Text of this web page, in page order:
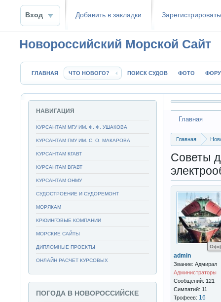
Вход Добавить в закладки
Новороссийский Морской Сайт
ГЛАВНАЯ ЧТО НОВОГО? ПОИСК СУДОВ ФОТО
Главная
Главная
Советы
admin
Звание: Адмирал
Администраторы
Сообщений: 121
Симпатий: 11
Трофеев: 16
НАВИГАЦИЯ
КУРСАНТАМ МГУ ИМ. Ф. Ф. УШАКОВА
КУРСАНТАМ ГМУ ИМ. С. О. МАКАРОВА
КУРСАНТАМ КГАВТ
КУРСАНТАМ ВГАВТ
КУРСАНТАМ ОНМУ
СУДОСТРОЕНИЕ И СУДОРЕМОНТ
МОРЯКАМ
КРЮИНГОВЫЕ КОМПАНИИ
МОРСКИЕ САЙТЫ
ДИПЛОМНЫЕ ПРОЕКТЫ
ОНЛАЙН РАСЧЕТ КУРСОВЫХ
ПОГОДА В НОВОРОССИЙСКЕ